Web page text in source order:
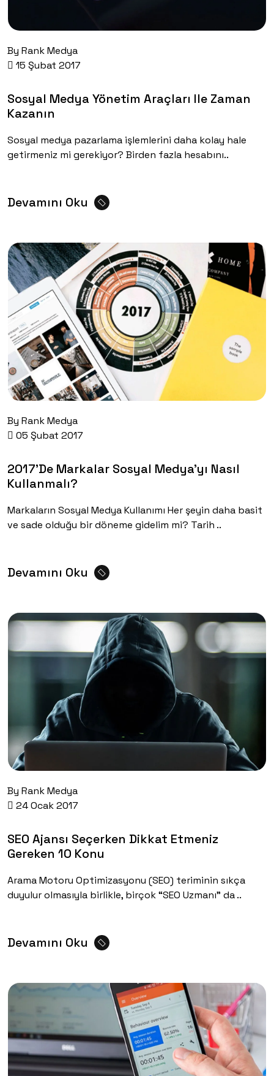
By Rank Medya
15 Şubat 2017
Sosyal Medya Yönetim Araçları Ile Zaman
Kazanın
Sosyal medya pazarlama işlemlerini daha kolay hale
getirmeniz mi gerekiyor? Birden fazla hesabını..
Devamını Oku
By Rank Medya
05 Şubat 2017
2017’de Markalar Sosyal Medya’yı Nasıl
Kullanmalı?
Markaların Sosyal Medya Kullanımı Her şeyin daha basit
ve sade olduğu bir döneme gidelim mi? Tarih ..
Devamını Oku
By Rank Medya
24 Ocak 2017
SEO Ajansı Seçerken Dikkat Etmeniz
Gereken 10 Konu
Arama Motoru Optimizasyonu (SEO) teriminin sıkça
duyulur olmasıyla birlikle, birçok “SEO Uzmanı” da ..
Devamını Oku